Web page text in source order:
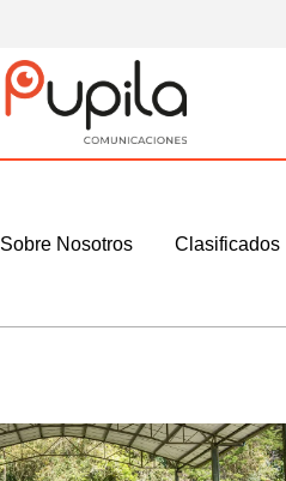
Sobre Nosotros Clasificados